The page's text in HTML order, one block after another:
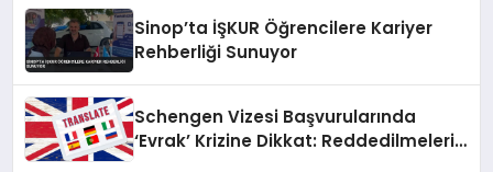
Sinop’ta İŞKUR Öğrencilere Kariyer
Rehberliği Sunuyor
Schengen Vizesi Başvurularında
‘Evrak’ Krizine Dikkat: Reddedilmelerin